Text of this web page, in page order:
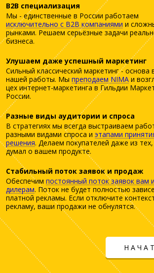
B2B специализация
Мы - единственные в России работаем
исключительно с B2B компаниями и
рынками. Решаем серьёзные задачи
бизнеса.
Улушаем даже успешный маркетинг
Сильный классический маркетинг - основа
нашей работы. Мы преподаем NIMA и
цех интернет-маркетинга в Гильдии
России.
Разные виды аудитории и спроса
В стратегиях мы всегда выстраиваем
разными видами спроса и этапами
решения. Делаем покупателей даже из
думал о вашем продукте.
Стабильный поток заявок и продаж
Обеспечим постоянный поток заявок вам и
дилерам. Поток не будет полностью
платной рекламы. Если отключите
рекламу, ваши продажи не обнулятся.